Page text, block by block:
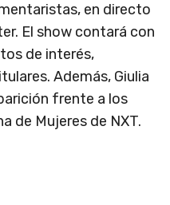
en directo
El show contará con
de interés,
Además, Giulia
frente a los
de Mujeres de NXT.